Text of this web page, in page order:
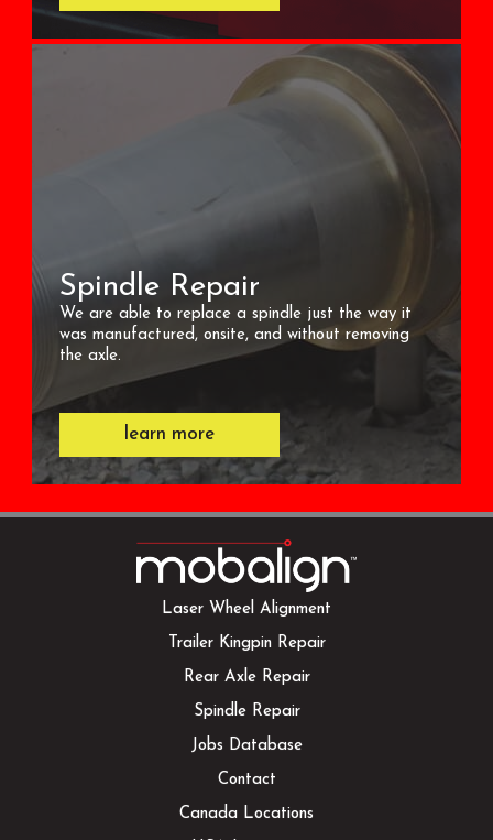
Spindle Repair
We are able to replace a spindle just the way it
was manufactured, onsite, and without removing
the axle.
learn more
Laser Wheel Alignment
Trailer Kingpin Repair
Rear Axle Repair
Spindle Repair
Jobs Database
Contact
Canada Locations